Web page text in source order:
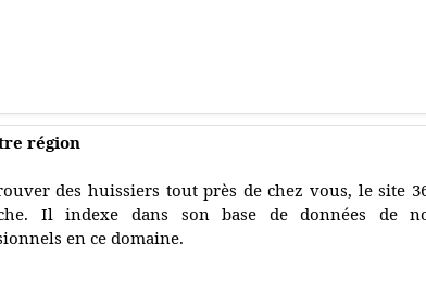
région
des huissiers tout près de chez vous, le site
Il indexe dans son base de données de
en ce domaine.